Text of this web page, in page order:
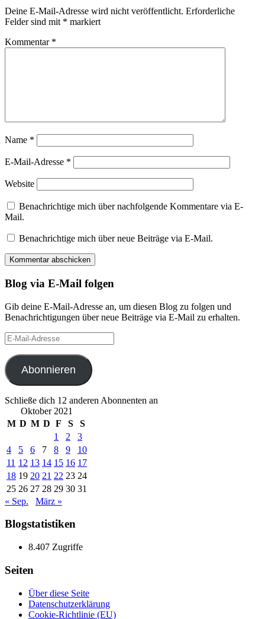
Deine E-Mail-Adresse wird nicht veröffentlicht. Erforderliche
Felder sind mit * markiert
Kommentar *
Name *
E-Mail-Adresse *
Website
Benachrichtige mich über nachfolgende Kommentare via E-
Mail.
Benachrichtige mich über neue Beiträge via E-Mail.
Blog via E-Mail folgen
Gib deine E-Mail-Adresse an, um diesen Blog zu folgen und
Benachrichtigungen über neue Beiträge via E-Mail zu erhalten.
E-
Mail-
Adresse
Abonnieren
Schließe dich 12 anderen Abonnenten an
Oktober 2021
M D M D F S
S
1
2
3
4
5 6 7 8 9
10
11 12 13 14 15 16 17
18 19 20 21 22 23 24
25 26 27 28 29 30 31
« Sep.
März »
Blogstatistiken
8.407 Zugriffe
Seiten
Über diese Seite
Datenschutzerklärung
Cookie-Richtlinie (EU)